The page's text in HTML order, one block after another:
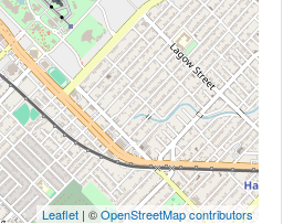
Leaflet | ©OpenStreetMap contributors